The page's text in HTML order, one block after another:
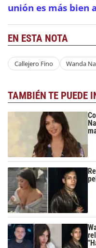
unión es más bien
EN ESTA NOTA
Callejero Fino Wanda
TAMBIÉN TE PUEDE